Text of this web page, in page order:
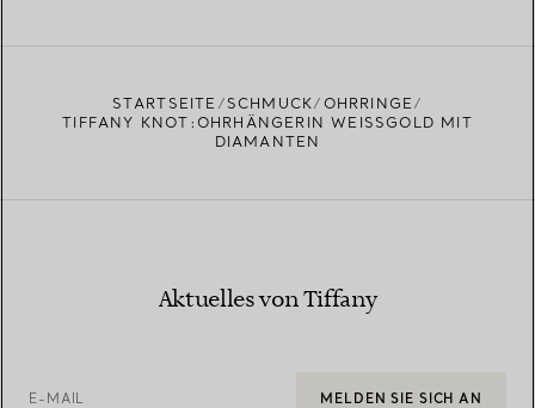
STARTSEITE SCHMUCK
OHRRINGE
TIFFANY KNOT:OHRHÄNGERIN WEISSGOLD MIT D
IAMANTEN
Aktuelles von Tiffany
E-MAIL MELDEN SIE SICH AN